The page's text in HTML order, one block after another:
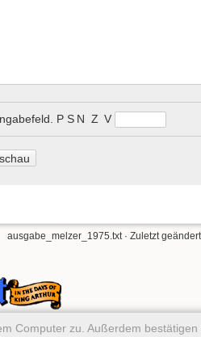
Computer zu. Außerdem
P᠎ S N Z V
ausgabe_melzer_1975.txt· Zuletzt